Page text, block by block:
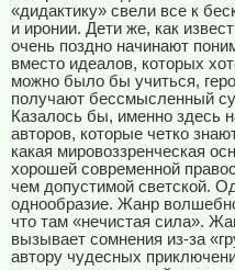
«дидактику» свели все к
и иронии. Дети же, как
очень поздно начинают
вместо идеалов, которых
можно было бы учиться,
получают бессмысленный
Казалось бы, именно здесь
авторов, которые четко
какая мировоззренческая
хорошей современной
чем допустимой светской.
однообразие. Жанр
что там «нечистая сила».
вызывает сомнения из-за
автору чудесных